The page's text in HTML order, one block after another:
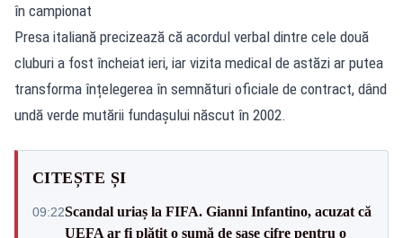
în campionat
Presa italiană precizează că acordul verbal dintre cele două
cluburi a fost încheiat ieri, iar vizita medical de astăzi ar putea
transforma înțelegerea în semnături oficiale de contract, dând
undă verde mutării fundașului născut în 2002.
CITEȘTE ȘI
09:22Scandal uriaș la FIFA. Gianni Infantino, acuzat că
UEFA ar fi plătit o sumă de șase cifre pentru o